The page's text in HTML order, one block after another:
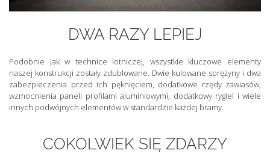
DWA RAZY LEPIEJ
Podobnie jak w technice lotniczej, wszystkie kluczowe elementy
naszej konstrukcji zostały zdublowane. Dwie kulowane sprężyny i dwa
zabezpieczenia przed ich pęknięciem, dodatkowe rzędy zawiasów,
wzmocnienia paneli profilami aluminiowymi, dodatkowy rygiel i wiele
innych podwójnych elementów w standardzie każdej bramy.
COKOLWIEK SIĘ ZDARZY